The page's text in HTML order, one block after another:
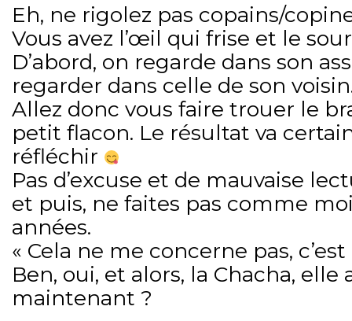
Eh, ne rigolez pas copains/
Vous avez l’œil qui frise et le
D’abord, on regarde dans son
regarder dans celle de son
Allez donc vous faire trouer le
petit flacon. Le résultat va
réfléchir
Pas d’excuse et de mauvaise
et puis, ne faites pas comme
années.
« Cela ne me concerne pas,
Ben, oui, et alors, la Chacha, elle
maintenant ?